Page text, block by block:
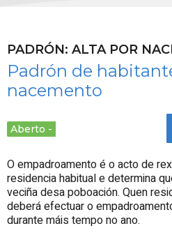
PADRÓN: ALTA POR
Padrón de
nacemento
Aberto
O empadroamento é o acto de
residencia habitual e determina
veciña desa poboación. Quen
deberá efectuar o
durante máis tempo no ano.